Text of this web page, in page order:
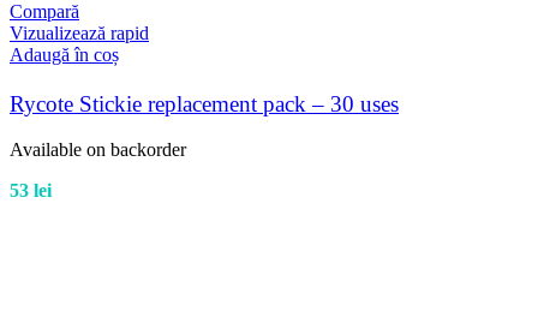
Compară
Vizualizează rapid
Adaugă în coș
Rycote Stickie replacement pack – 30 uses
Available on backorder
53 lei